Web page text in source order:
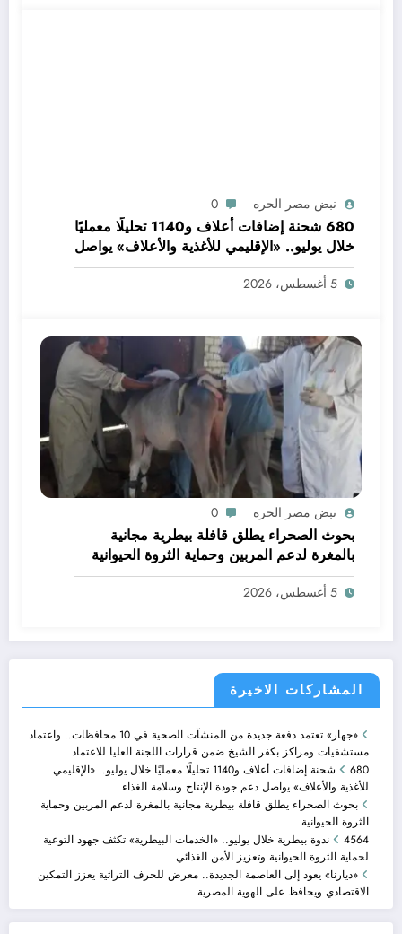
المشاركات الاخيرة
«جهار» تعتمد دفعة جديدة من المنشآت الصحية في 10 محافظات.. واعتماد
مستشفيات ومراكز بكفر الشيخ ضمن قرارات اللجنة العليا للاعتماد
680 شحنة إضافات أعلاف و1140 تحليلًا معمليًا خلال يوليو.. «الإقليمي
للأغذية والأعلاف» يواصل دعم جودة الإنتاج وسلامة الغذاء
بحوث الصحراء يطلق قافلة بيطرية مجانية بالمغرة لدعم المربين وحماية
الثروة الحيوانية
4564 ندوة بيطرية خلال يوليو.. «الخدمات البيطرية» تكثف جهود التوعية
لحماية الثروة الحيوانية وتعزيز الأمن الغذائي
«ديارنا» يعود إلى العاصمة الجديدة.. معرض للحرف التراثية يعزز التمكين
الاقتصادي ويحافظ على الهوية المصرية
نبض مصر الحره 0
680 شحنة إضافات أعلاف و1140 تحليلًا معمليًا
خلال يوليو.. «الإقليمي للأغذية والأعلاف» يواصل
دعم جودة الإنتاج وسلامة الغذاء
5 أغسطس، 2026
نبض مصر الحره 0
بحوث الصحراء يطلق قافلة بيطرية مجانية
بالمغرة لدعم المربين وحماية الثروة الحيوانية
5 أغسطس، 2026